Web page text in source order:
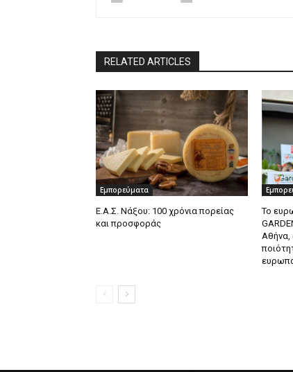
RELATED ARTICLES
Εμπορεύματα
Ε.Α.Σ. Νάξου: 100 χρόνια πορείας
και προσφοράς
Το
Αθήνα,